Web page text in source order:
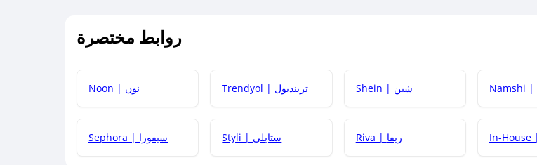
روابط مختصرة
Noon | نون Trendyol | ترينديول Shein | شين
Sephora | سيفورا Styli | ستايلي Riva | ريفا